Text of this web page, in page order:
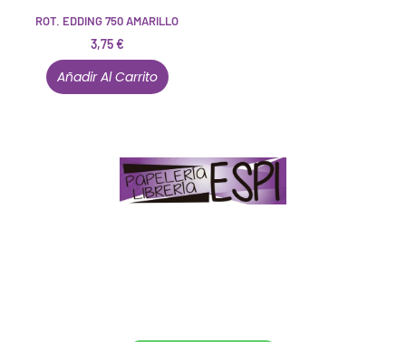
ROT. EDDING 750 AMARILLO
3,75€
Añadir Al Carrito